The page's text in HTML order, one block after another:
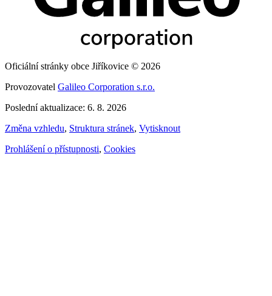
Oficiální stránky obce Jiříkovice © 2026
Provozovatel Galileo Corporation s.r.o.
Poslední aktualizace: 6. 8. 2026
Změna vzhledu, Struktura stránek, Vytisknout
Prohlášení o přístupnosti, Cookies